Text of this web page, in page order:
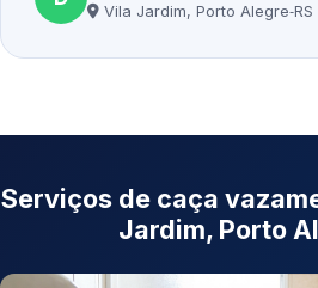
Vila Jardim, Porto Alegre‑RS
Serviços de caça
Jardim, Porto